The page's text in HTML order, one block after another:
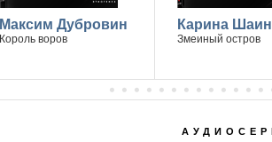
Максим Дубровин
Король воров
Карина
Змеиный остров